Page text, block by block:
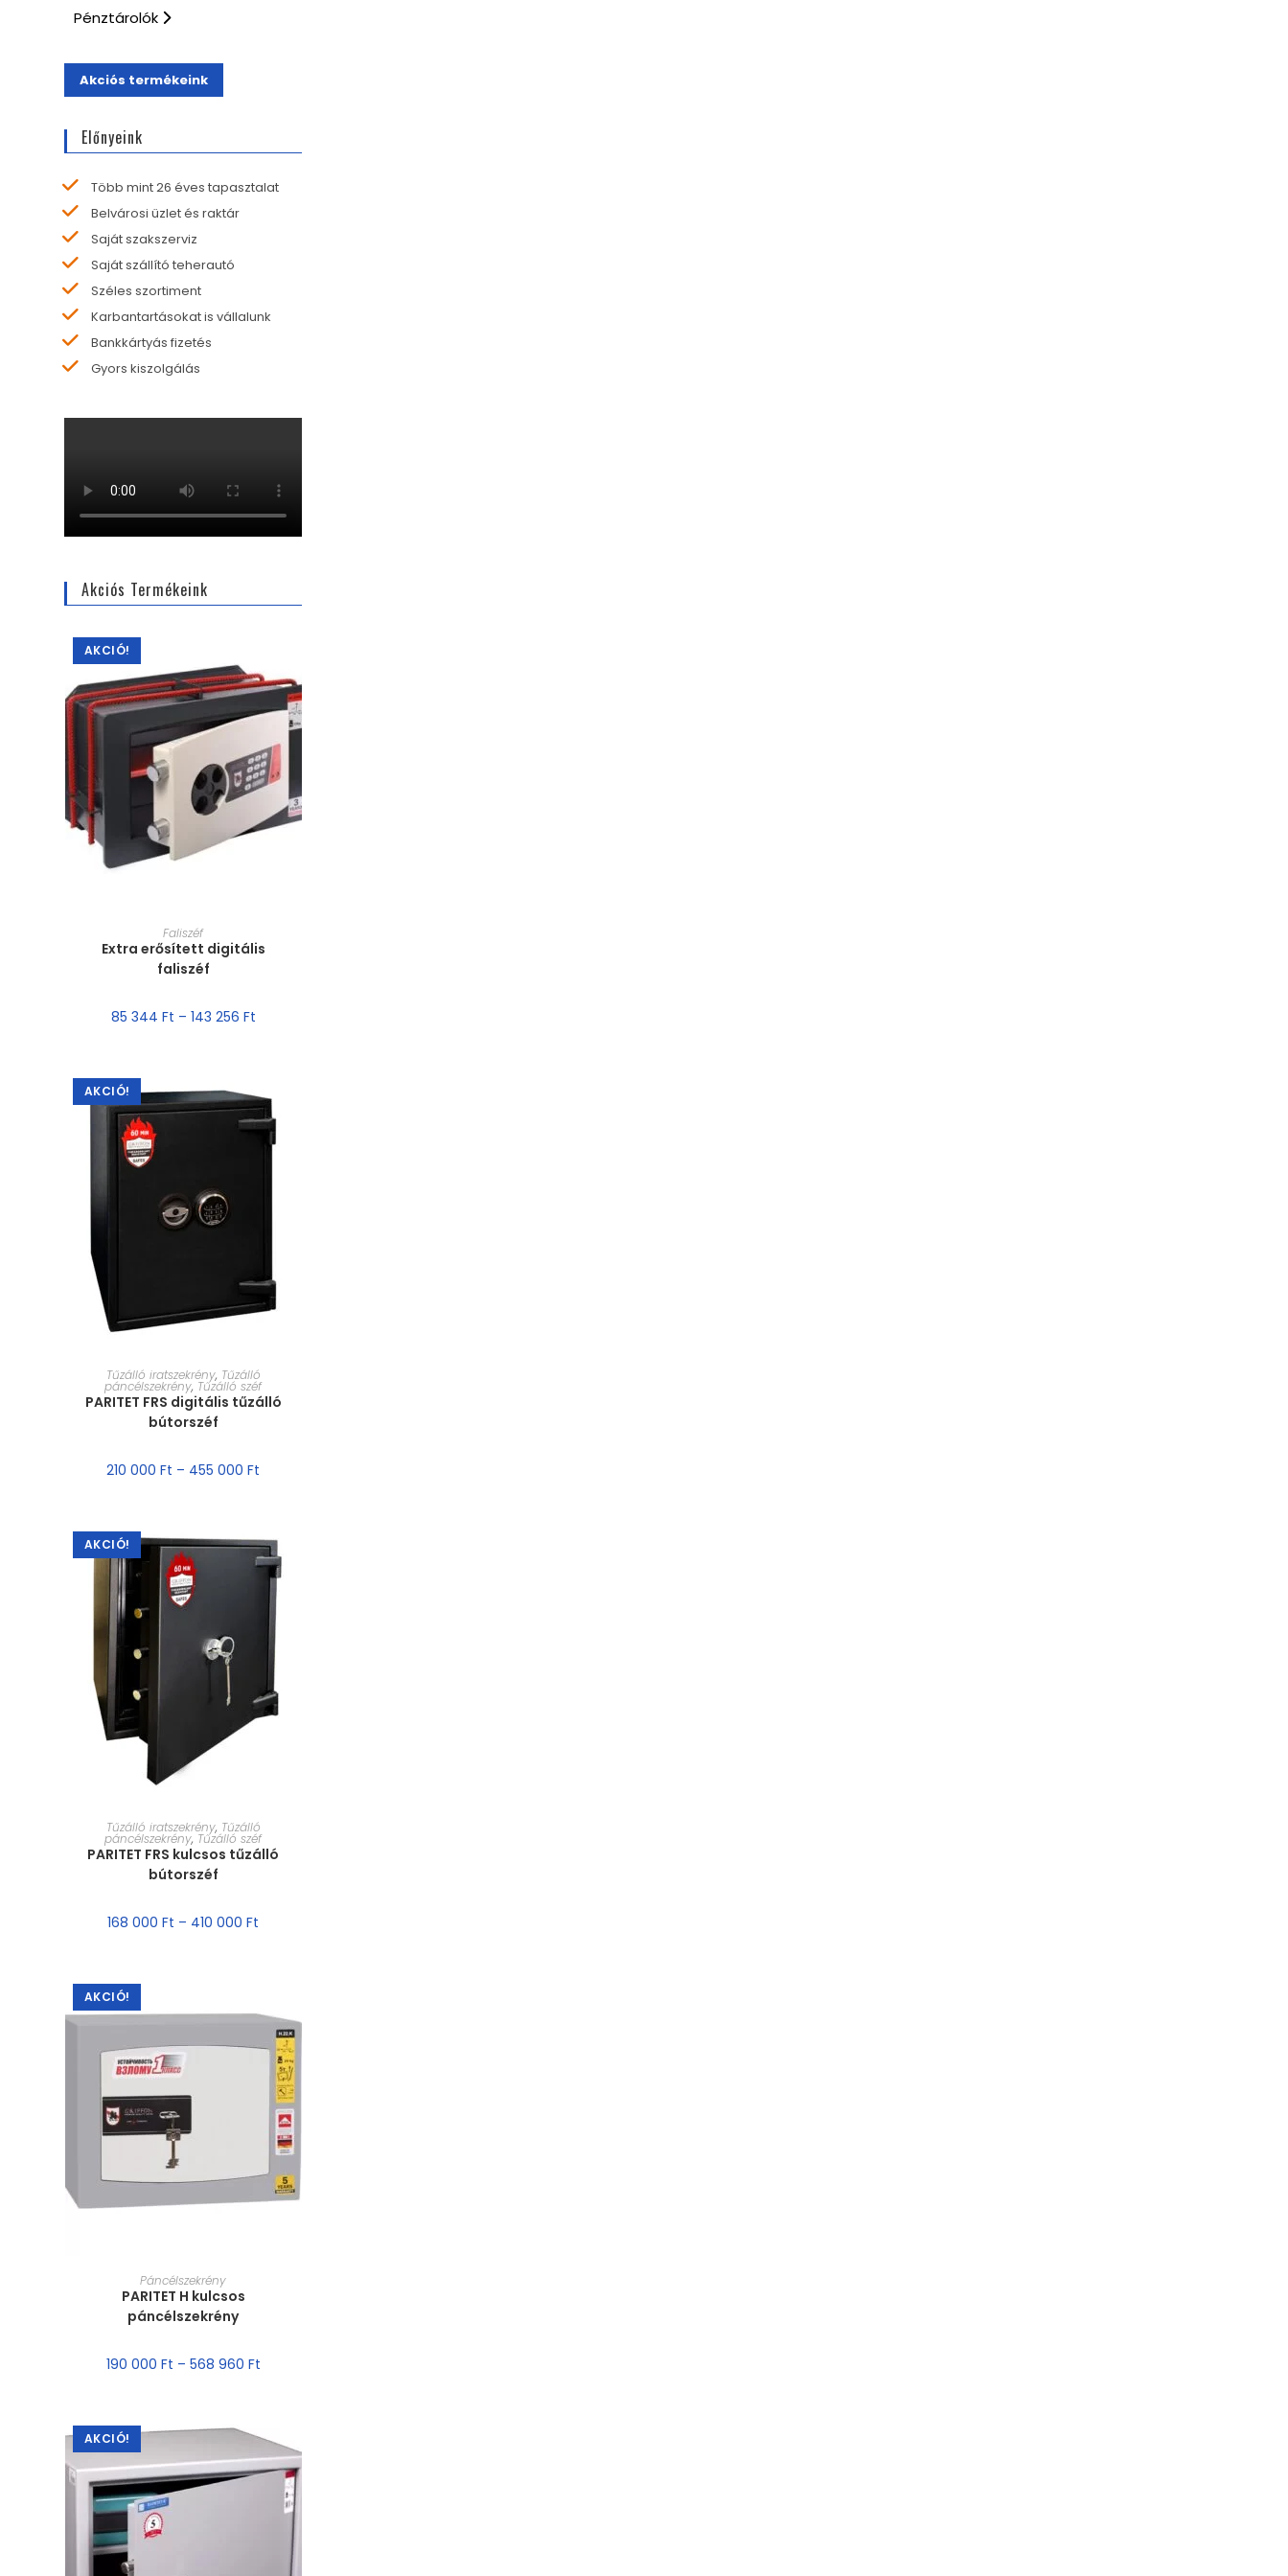
Pénztárolók
Akciós termékeink
Előnyeink
Több mint 26 éves tapasztalat
Belvárosi üzlet és raktár
Saját szakszerviz
Saját szállító teherautó
Széles szortiment
Karbantartásokat is vállalunk
Bankkártyás fizetés
Gyors kiszolgálás
Akciós Termékeink
AKCIÓ!
MÉRET VÁLASZTÁSA
Faliszéf
Extra erősített digitális
faliszéf
85 344 Ft – 143 256 Ft
AKCIÓ!
MÉRET VÁLASZTÁSA
Tűzálló iratszekrény, Tűzálló
páncélszekrény, Tűzálló széf
PARITET FRS digitális tűzálló
bútorszéf
210 000Ft – 455 000Ft
AKCIÓ!
MÉRET VÁLASZTÁSA
Tűzálló iratszekrény, Tűzálló
páncélszekrény, Tűzálló széf
PARITET FRS kulcsos tűzálló
bútorszéf
168 000Ft – 410 000Ft
AKCIÓ!
MÉRET VÁLASZTÁSA
Páncélszekrény
PARITET H kulcsos
páncélszekrény
190 000 Ft – 568 960 Ft
AKCIÓ!